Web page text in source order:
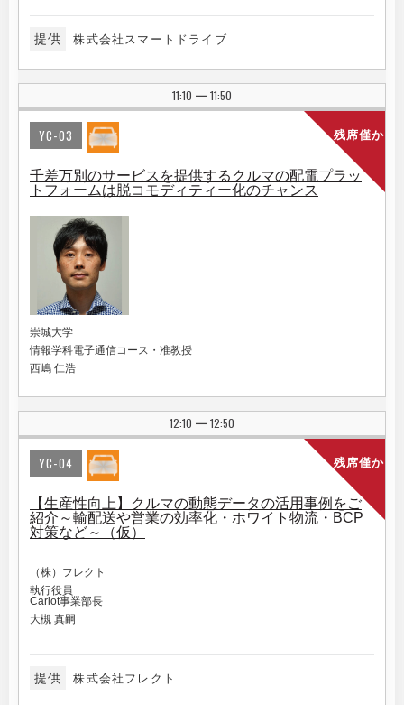
提供 株式会社スマートドライブ
11:10 | 11:50
残席僅か
YC-03
千差万別のサービスを提供するクルマの配電プラッ
トフォームは脱コモディティー化のチャンス
崇城大学
情報学科電子通信コース・准教授
西嶋 仁浩
12:10 | 12:50
残席僅か
YC-04
【生産性向上】クルマの動態データの活用事例をご
紹介～輸配送や営業の効率化・ホワイト物流・BCP
対策など～（仮）
（株）フレクト
執行役員
Cariot事業部長
大槻 真嗣
提供 株式会社フレクト